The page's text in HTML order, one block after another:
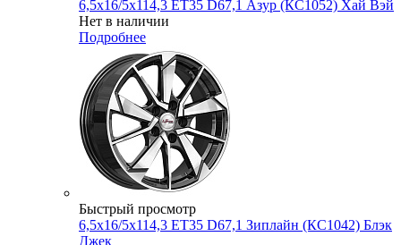
6,5x16/5x114,3 ET35 D67,1 Азур (КС1052) Хай Вэй
Нет в наличии
Подробнее
Быстрый просмотр
6,5x16/5x114,3 ET35 D67,1 Зиплайн (КС1042) Блэк
Джек